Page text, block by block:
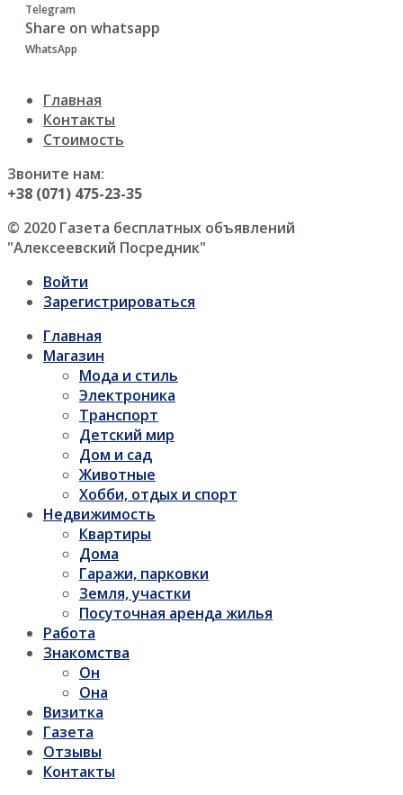
Telegram
Share on whatsapp
WhatsApp
Главная
Контакты
Стоимость
Звоните нам:
+38 (071) 475-23-35
© 2020 Газета бесплатных объявлений
"Алексеевский Посредник"
Войти
Зарегистрироваться
Главная
Магазин
Мода и стиль
Электроника
Транспорт
Детский мир
Дом и сад
Животные
Хобби, отдых и спорт
Недвижимость
Квартиры
Дома
Гаражи, парковки
Земля, участки
Посуточная аренда жилья
Работа
Знакомства
Он
Она
Визитка
Газета
Отзывы
Контакты